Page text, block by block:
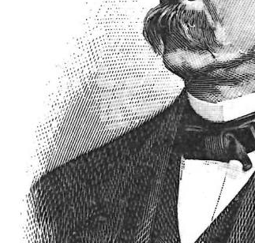
FONTANE-
LEBENSSTATIONEN
FONTANE-ORTE
FONTANE-PROJEKTE